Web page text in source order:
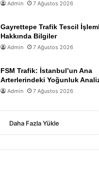
Admin 7 Ağustos 2026
Gayrettepe Trafik Tescil
Hakkında Bilgiler
Admin 7 Ağustos 2026
FSM Trafik: İstanbul’un Ana
Arterlerindeki Yoğunluk
Admin 7 Ağustos 2026
Daha Fazla Yükle